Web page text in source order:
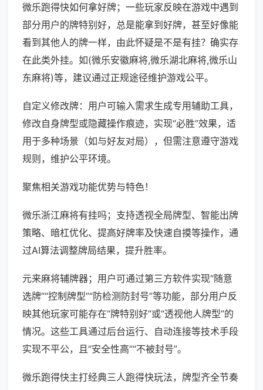
微乐跑得快如何拿好牌；一些玩家反映在游戏中遇到
部分用户的牌特别好，总是能拿到好牌，甚至好像能
看到其他人的牌一样，由此怀疑是不是有挂？确实存
在此类外挂。如(微乐安徽麻将,微乐湖北麻将,微乐山
东麻将)等，建议通过正规途径维护游戏公平。
自定义修改牌：用户可输入需求生成专用辅助工具，
修改自身牌型或隐藏操作痕迹，实现“必胜”效果，适
用于多种场景（如与好友对局），但需注意遵守游戏
规则，维护公平环境。
聚焦相关游戏功能优势与特色！
微乐浙江麻将有挂吗；支持透视全局牌型、智能出牌
策略、暗杠优化、提高好牌率及快速自摸等操作，通
过AI算法调整牌局结果，提升胜率。
元来麻将辅牌器；用户可通过第三方软件实现“随意
选牌”“控制牌型”“防检测防封号”等功能，部分用户反
映其他玩家可能存在“牌特别好”或“透视他人牌型”的
情况。这些工具通过后台运行、自动连接等技术手段
实现不平公，且“安全性高”“不被封号”。
微乐跑得快主打经典三人跑得快玩法，牌型齐全节奏